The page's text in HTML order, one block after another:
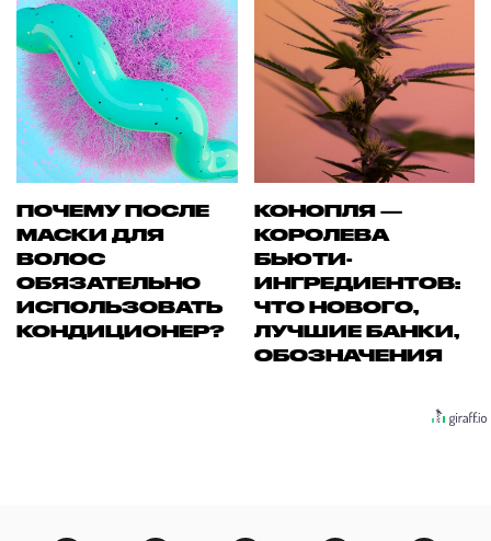
ПОЧЕМУ ПОСЛЕ
МАСКИ ДЛЯ
ВОЛОС
ОБЯЗАТЕЛЬНО
ИСПОЛЬЗОВАТЬ
КОНДИЦИОНЕР?
КОНОПЛЯ —
КОРОЛЕВА
БЬЮТИ-
ИНГРЕДИЕНТОВ:
ЧТО НОВОГО,
ЛУЧШИЕ БАНКИ,
ОБОЗНАЧЕНИЯ